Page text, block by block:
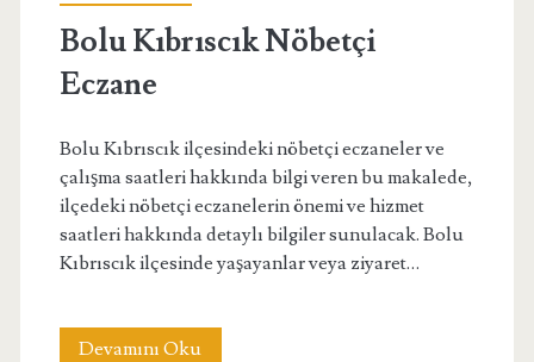
Bolu Kıbrıscık Nöbetçi
Eczane
Bolu Kıbrıscık ilçesindeki nöbetçi eczaneler ve
çalışma saatleri hakkında bilgi veren bu makalede,
ilçedeki nöbetçi eczanelerin önemi ve hizmet
saatleri hakkında detaylı bilgiler sunulacak. Bolu
Kıbrıscık ilçesinde yaşayanlar veya ziyaret…
Devamını OkuBolu